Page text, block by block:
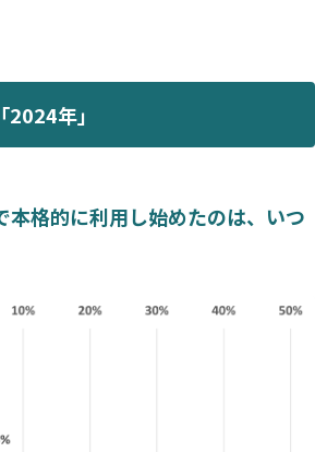
年」
格的に利用し始めたのは、いつ